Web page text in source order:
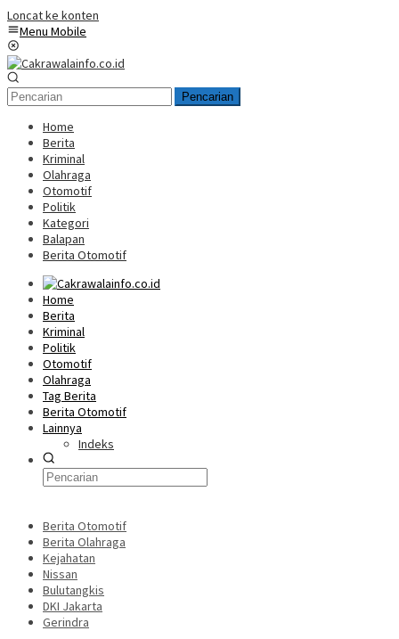
Loncat ke konten
Menu Mobile
Pencarian
Home
Berita
Kriminal
Olahraga
Otomotif
Politik
Kategori
Balapan
Berita Otomotif
Home
Berita
Kriminal
Politik
Otomotif
Olahraga
Tag Berita
Berita Otomotif
Lainnya
Indeks
Berita Otomotif
Berita Olahraga
Kejahatan
Nissan
Bulutangkis
DKI Jakarta
Gerindra